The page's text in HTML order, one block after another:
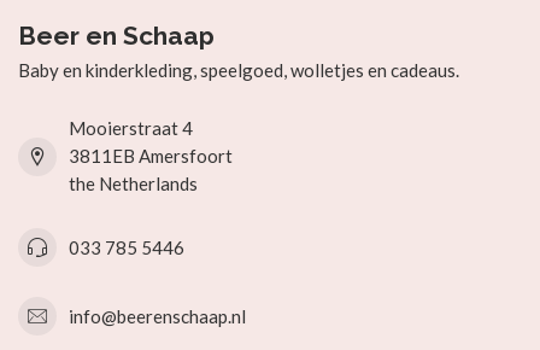
Beer en Schaap
Baby en kinderkleding, speelgoed, wolletjes en cadeaus.
Mooierstraat 4
3811EB Amersfoort
the Netherlands
033 785 5446
info@beerenschaap.nl